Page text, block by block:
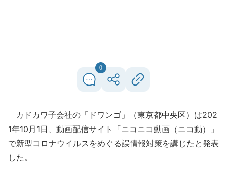
0
カドカワ子会社の「ドワンゴ」（東京都中央区）は202
1年10月1日、動画配信サイト「ニコニコ動画（ニコ動）」
で新型コロナウイルスをめぐる誤情報対策を講じたと発表
した。